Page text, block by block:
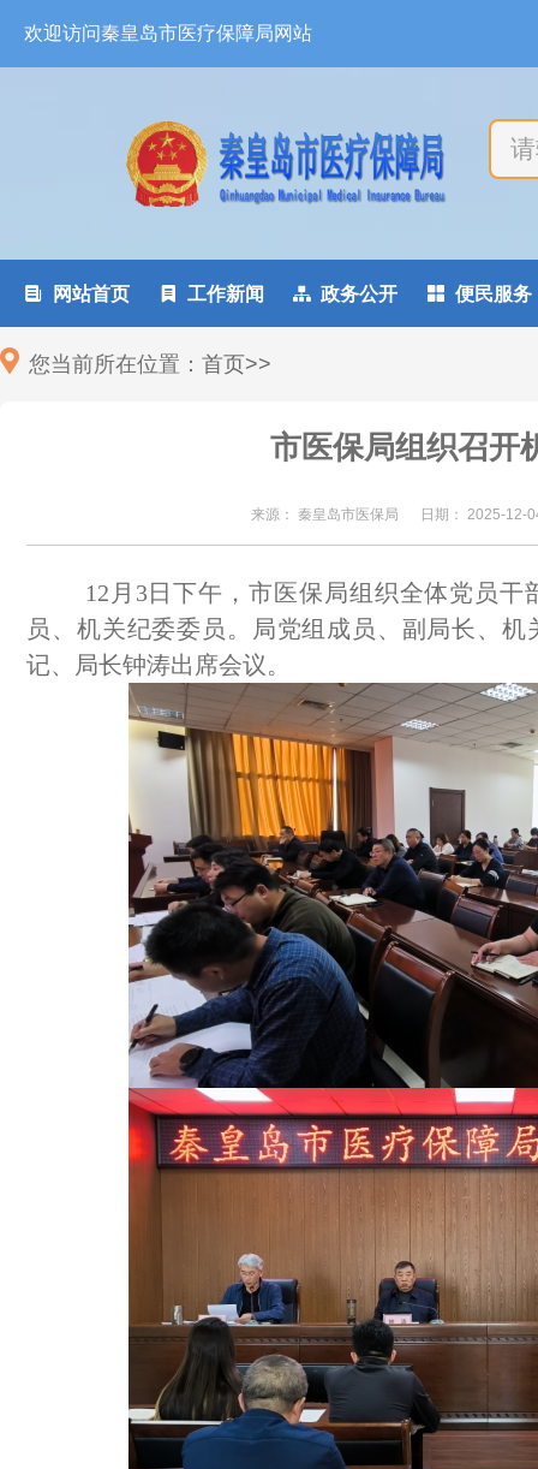
欢迎访问秦皇岛市医疗保障局网站
 网站首页  工作新闻  政务公开  便民服务
您当前所在位置： 首页>>
市医保局组织召开
来源： 秦皇岛市医保局 日期： 2025-12-
12月3日下午，市医保局组织全体党员
员、机关纪委委员。局党组成员、副局长、
记、局长钟涛出席会议。